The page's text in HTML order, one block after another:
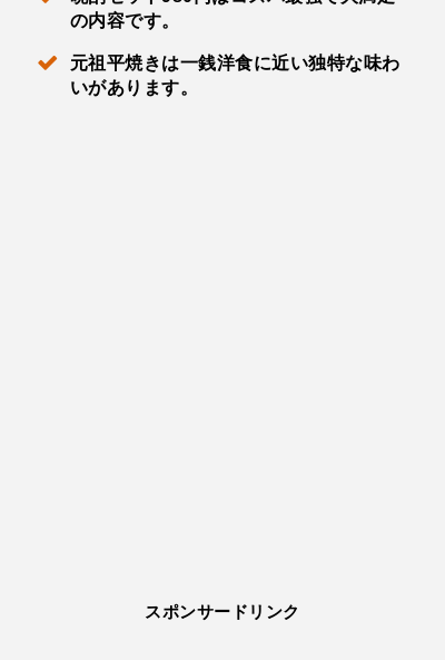
の内容です。
元祖平焼きは一銭洋食に近い独特な味わ
いがあります。
スポンサードリンク